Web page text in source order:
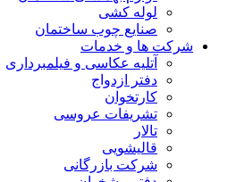
لوله کشی
صنایع چوب ساختمان
شرکت ها و خدمات
آتلیه عکاسی و فیلمبرداری
دفتر ازدواج
کارتخوان
تشریفات عروسی
تالار
قالیشویی
شرکت بازرگانی